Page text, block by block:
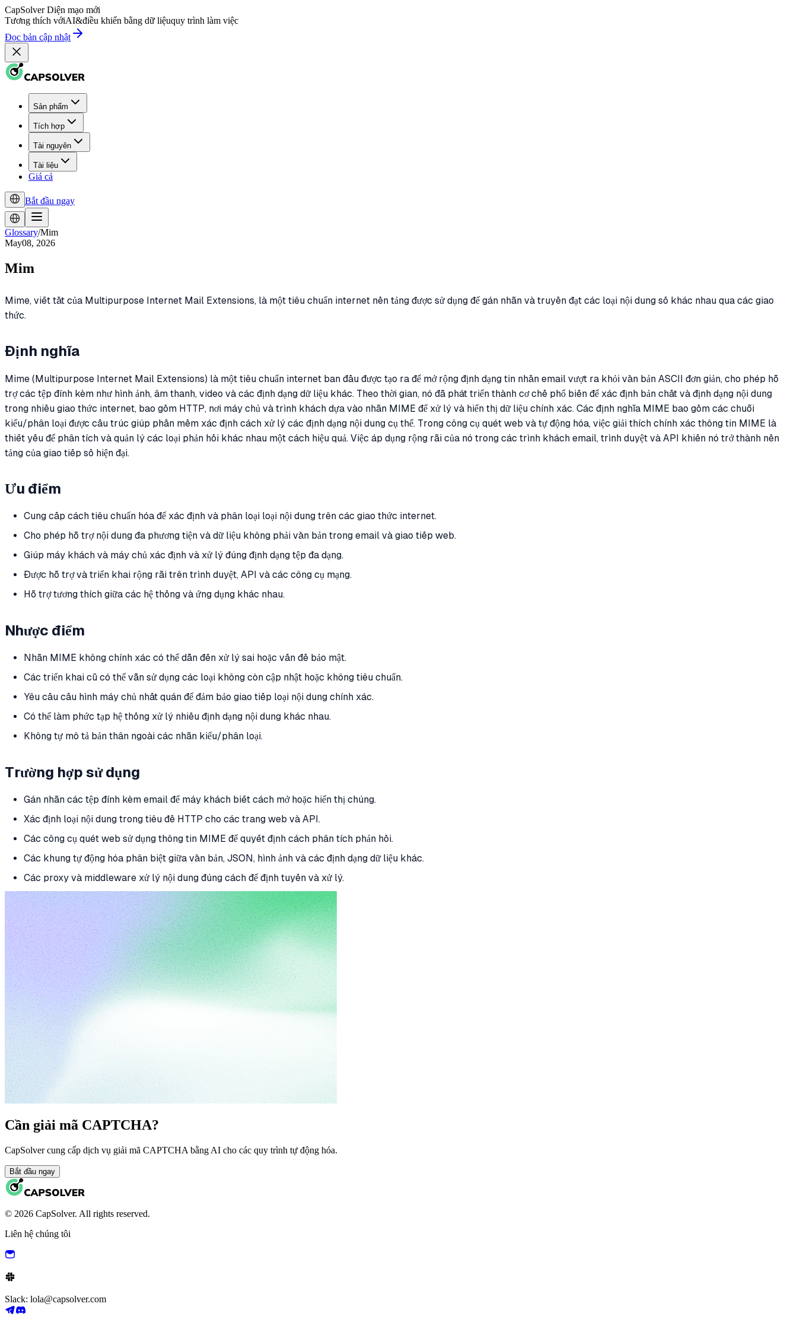
CapSolver Diện mạo mới
Tương thích vớiAI&điều khiển bằng dữ liệuquy trình làm việc
Đọc bản cập nhật
Sản phẩm
Tích hợp
Tài nguyên
Tài liệu
Giá cả
Bắt đầu ngay
Glossary/Mim
May08, 2026
Mim
Mime, viết tắt của Multipurpose Internet Mail Extensions, là một tiêu chuẩn internet nền tảng được sử dụng để gán nhãn và truyền đạt các loại nội dung số khác nhau qua các giao
thức.
Định nghĩa
Mime (Multipurpose Internet Mail Extensions) là một tiêu chuẩn internet ban đầu được tạo ra để mở rộng định dạng tin nhắn email vượt ra khỏi văn bản ASCII đơn giản, cho phép hỗ
trợ các tệp đính kèm như hình ảnh, âm thanh, video và các định dạng dữ liệu khác. Theo thời gian, nó đã phát triển thành cơ chế phổ biến để xác định bản chất và định dạng nội dung
trong nhiều giao thức internet, bao gồm HTTP, nơi máy chủ và trình khách dựa vào nhãn MIME để xử lý và hiển thị dữ liệu chính xác. Các định nghĩa MIME bao gồm các chuỗi
kiểu/phân loại được cấu trúc giúp phần mềm xác định cách xử lý các định dạng nội dung cụ thể. Trong công cụ quét web và tự động hóa, việc giải thích chính xác thông tin MIME là
thiết yếu để phân tích và quản lý các loại phản hồi khác nhau một cách hiệu quả. Việc áp dụng rộng rãi của nó trong các trình khách email, trình duyệt và API khiến nó trở thành nền
tảng của giao tiếp số hiện đại.
Ưu điểm
Cung cấp cách tiêu chuẩn hóa để xác định và phân loại loại nội dung trên các giao thức internet.
Cho phép hỗ trợ nội dung đa phương tiện và dữ liệu không phải văn bản trong email và giao tiếp web.
Giúp máy khách và máy chủ xác định và xử lý đúng định dạng tệp đa dạng.
Được hỗ trợ và triển khai rộng rãi trên trình duyệt, API và các công cụ mạng.
Hỗ trợ tương thích giữa các hệ thống và ứng dụng khác nhau.
Nhược điểm
Nhãn MIME không chính xác có thể dẫn đến xử lý sai hoặc vấn đề bảo mật.
Các triển khai cũ có thể vẫn sử dụng các loại không còn cập nhật hoặc không tiêu chuẩn.
Yêu cầu cấu hình máy chủ nhất quán để đảm bảo giao tiếp loại nội dung chính xác.
Có thể làm phức tạp hệ thống xử lý nhiều định dạng nội dung khác nhau.
Không tự mô tả bản thân ngoài các nhãn kiểu/phân loại.
Trường hợp sử dụng
Gán nhãn các tệp đính kèm email để máy khách biết cách mở hoặc hiển thị chúng.
Xác định loại nội dung trong tiêu đề HTTP cho các trang web và API.
Các công cụ quét web sử dụng thông tin MIME để quyết định cách phân tích phản hồi.
Các khung tự động hóa phân biệt giữa văn bản, JSON, hình ảnh và các định dạng dữ liệu khác.
Các proxy và middleware xử lý nội dung đúng cách để định tuyến và xử lý.
Cần giải mã CAPTCHA?
CapSolver cung cấp dịch vụ giải mã CAPTCHA bằng AI cho các quy trình tự động hóa.
Bắt đầu ngay
© 2026 CapSolver. All rights reserved.
Liên hệ chúng tôi
Slack: lola@capsolver.com